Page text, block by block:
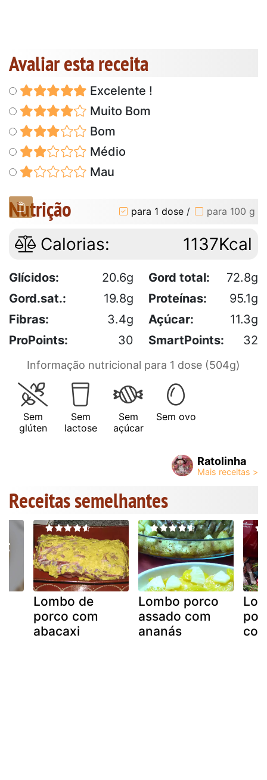
Avaliar esta receita
Excelente !
Muito Bom
Bom
Médio
Mau
Nutrição para 1 dose / para 100 g
Calorias: 1137Kcal
Glícidos: 20.6g Gord total:
72.8g
Gord.sat.:
19.8g Proteínas:
95.1g
Fibras:
3.4g Açúcar:
11.3g
ProPoints:
30 SmartPoints: 32
Informação nutricional para 1 dose (504g)
Sem
glúten
Sem
lactose
Sem
açúcar
Sem ovo
Ratolinha
Receitas semelhantes
Lombo de
porco com
abacaxi
Lombo porco
assado com
ananás